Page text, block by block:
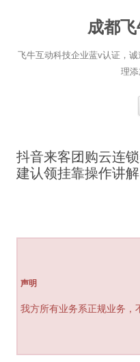
成都
飞牛互动科技企业蓝v认证，
理
抖音来客团购云连
建认领挂靠操作讲解
声明
我方所有业务系正规业务，